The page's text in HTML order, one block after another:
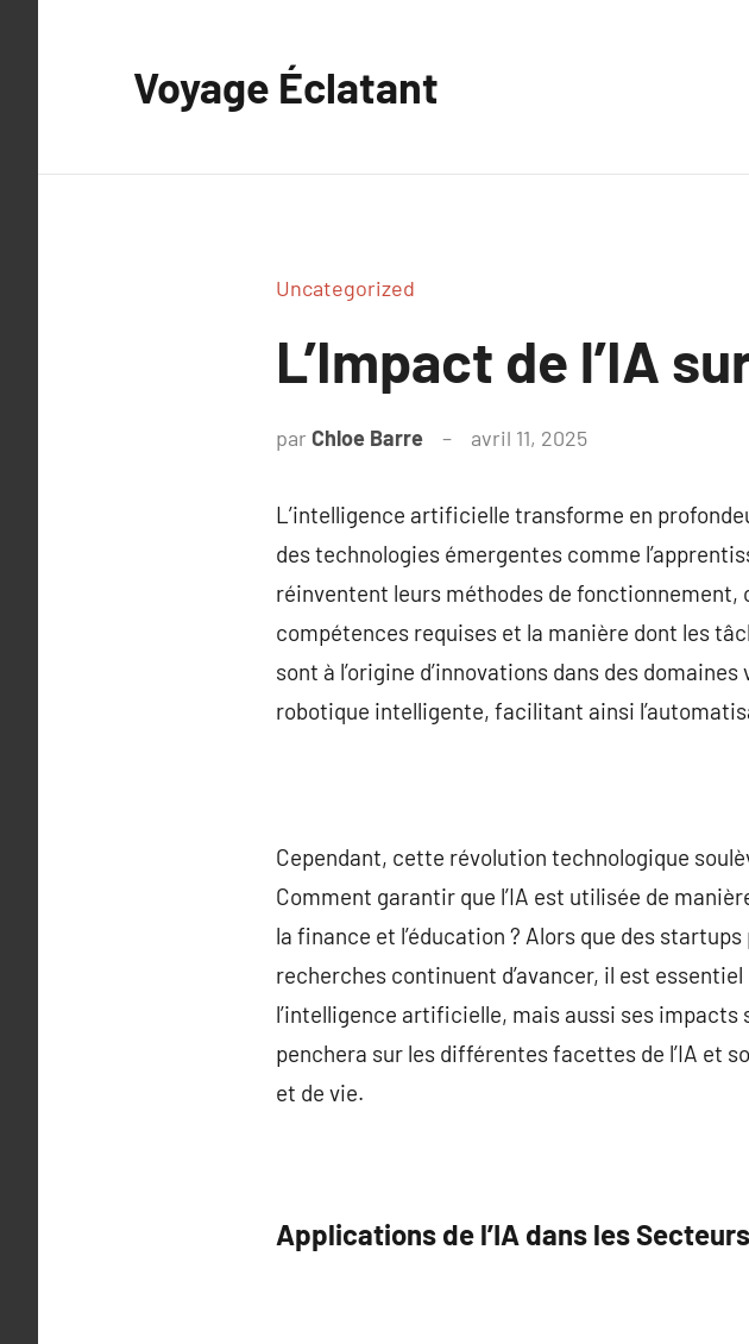
Voyage Éclatant
Uncategorized
L’Impact de l’IA
par Chloe Barre avril 11, 2025
L’intelligence artificielle transforme en
des technologies émergentes comme
réinventent leurs méthodes de
compétences requises et la manière dont les
sont à l’origine d’innovations dans des
robotique intelligente, facilitant ainsi
Cependant, cette révolution technologique
Comment garantir que l’IA est utilisée de
la finance et l’éducation ? Alors que des
recherches continuent d’avancer, il est
l’intelligence artificielle, mais aussi ses
penchera sur les différentes facettes de l’IA et
et de vie.
Applications de l’IA dans les